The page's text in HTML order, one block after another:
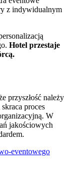
z indywidualnym
Hotel przestaje
przyszłość należy
proces
W
jakościowych